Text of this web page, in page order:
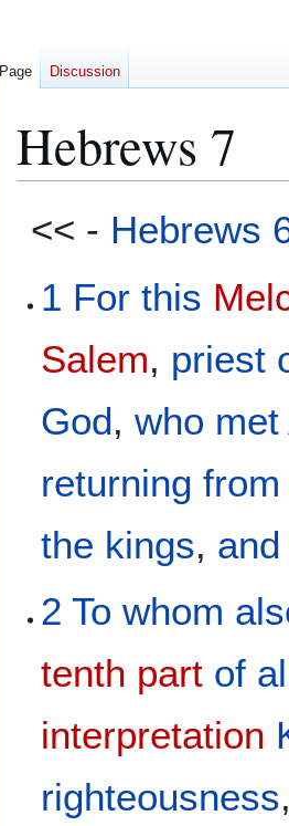
Hebrews 7
<< - Hebrews
1 For this
Salem, priest
God,who met
returning from
the kings, and
2 To whom
tenth part of
interpretation
righteousness
Page Discussion